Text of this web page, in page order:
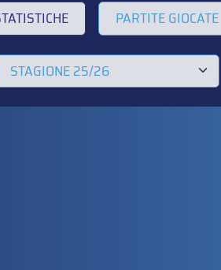
PARTITE GIOCATE